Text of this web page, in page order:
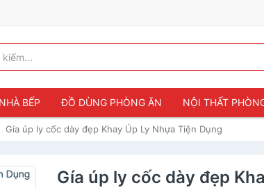
BẾP ĐỒ DÙNG PHÒNG ĂN NỘI THẤT
Gía úp ly cốc dày đẹp Khay Úp Ly Nhựa Tiện Dụng
Gía úp ly cốc dày đẹp